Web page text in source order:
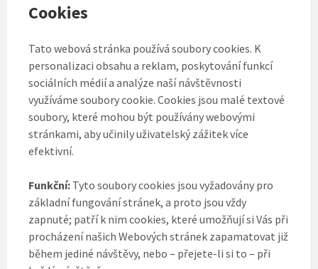
Cookies
Tato webová stránka používá soubory cookies. K
personalizaci obsahu a reklam, poskytování funkcí
sociálních médií a analýze naší návštěvnosti
využíváme soubory cookie. Cookies jsou malé textové
soubory, které mohou být používány webovými
stránkami, aby učinily uživatelský zážitek více
efektivní.
Funkční: Tyto soubory cookies jsou vyžadovány pro
základní fungování stránek, a proto jsou vždy
zapnuté; patří k nim cookies, které umožňují si Vás při
procházení našich Webových stránek zapamatovat již
během jediné návštěvy, nebo – přejete-li si to – při